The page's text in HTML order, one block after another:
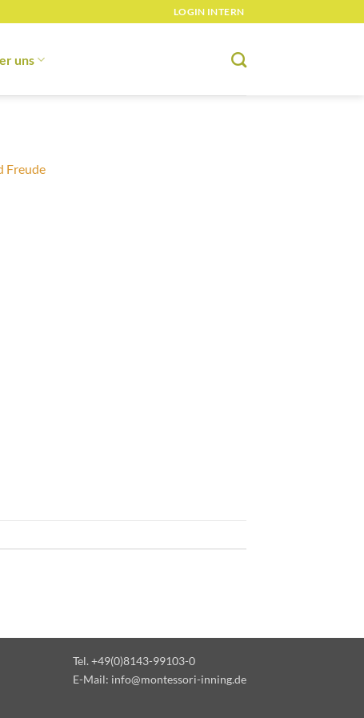
LOGIN INTERN
uns
Freude
Tel. +49(0)8143-99103-0
E-Mail: info@montessori-inning.de